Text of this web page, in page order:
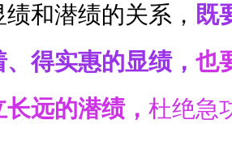
和潜绩的关系， 既
得实惠的显绩， 也
远的潜绩， 杜绝急